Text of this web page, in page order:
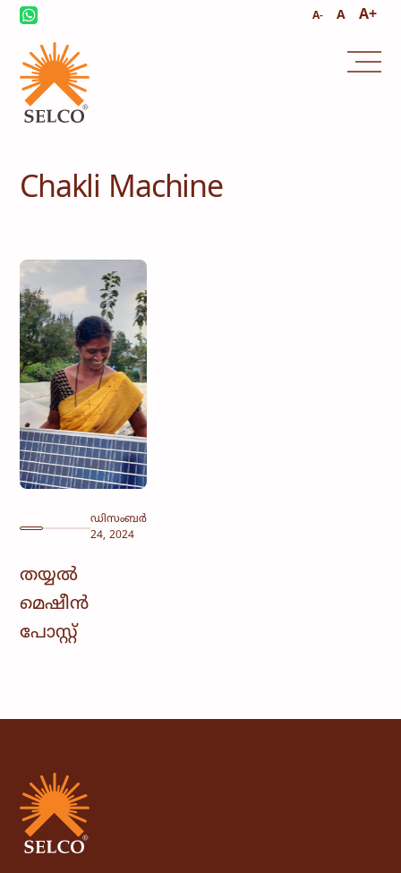
A- A A+
സമാലോചന
Chakli Machine
ഡിസംബർ
24, 2024
തയ്യൽ
മെഷീൻ
പോസ്റ്റ്